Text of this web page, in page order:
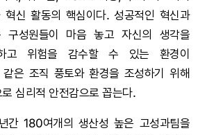
신 활동의 핵심이다. 성공적인 혁신과
구성원들이 마음 놓고 자신의 생각을
고 위험을 감수할 수 있는 환경이
은 조직 풍토와 환경을 조성하기 위해
심리적 안전감으로 꼽는다.
간 180여개의 생산성 높은 고성과팀을